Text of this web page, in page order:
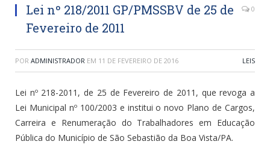
Lei nº 218/2011 GP/PMSSBV de 25 de
Fevereiro de 2011
0
POR ADMINISTRADOR EM 11 DE FEVEREIRO DE 2016 LEIS
Lei nº 218-2011, de 25 de Fevereiro de 2011, que revoga a
Lei Municipal nº 100/2003 e institui o novo Plano de Cargos,
Carreira e Renumeração do Trabalhadores em Educação
Pública do Município de São Sebastião da Boa Vista/PA.